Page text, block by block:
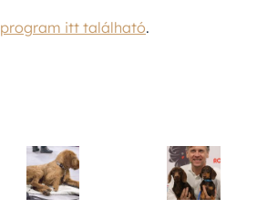
program itt található.